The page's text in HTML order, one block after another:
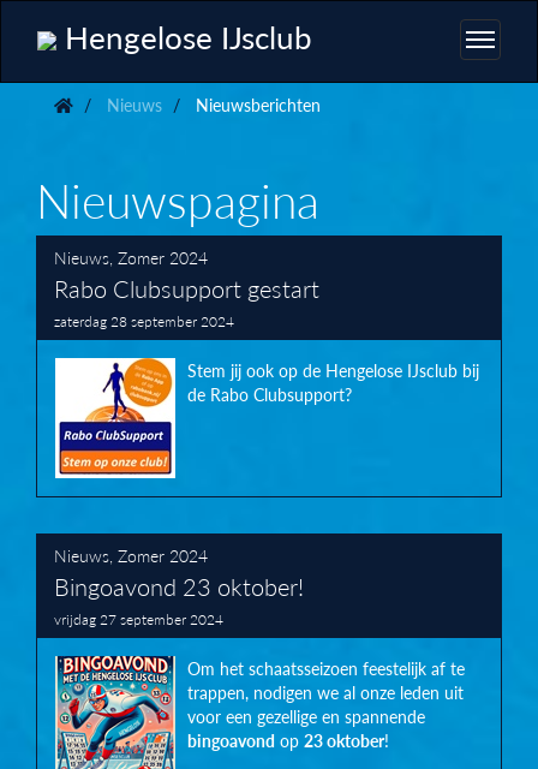
Hengelose IJsclub
Nieuws Nieuwsberichten
Nieuwspagina
Nieuws Zomer 2024
Rabo Clubsupport gestart
zaterdag 28 september 2024
Stem jij ook op de Hengelose IJsclub bij
de Rabo Clubsupport?
Nieuws Zomer 2024
Bingoavond 23 oktober!
vrijdag 27 september 2024
Om het schaatsseizoen feestelijk af te
trappen, nodigen we al onze leden uit
voor een gezellige en spannende
bingoavond op 23 oktober!